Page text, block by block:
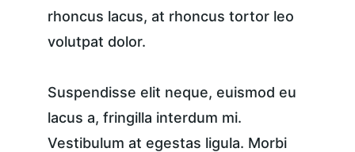
rhoncus lacus, at rhoncus tortor leo
volutpat dolor.
Suspendisse elit neque, euismod eu
lacus a, fringilla interdum mi.
Vestibulum at egestas ligula. Morbi